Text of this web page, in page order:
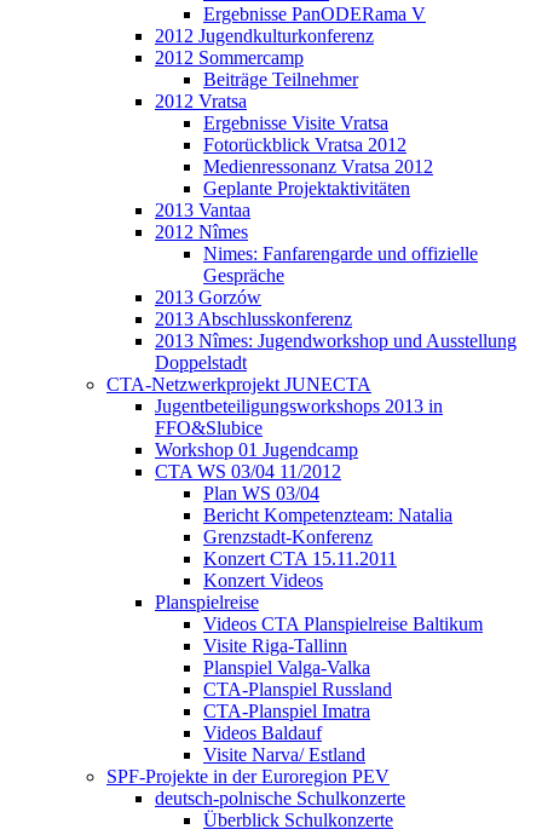
Ergebnisse PanODERama V
2012 Jugendkulturkonferenz
2012 Sommercamp
Beiträge Teilnehmer
2012 Vratsa
Ergebnisse Visite Vratsa
Fotorückblick Vratsa 2012
Medienressonanz Vratsa 2012
Geplante Projektaktivitäten
2013 Vantaa
2012 Nîmes
Nimes: Fanfarengarde und offizielle
Gespräche
2013 Gorzów
2013 Abschlusskonferenz
2013 Nîmes: Jugendworkshop und Ausstellung
Doppelstadt
CTA-Netzwerkprojekt JUNECTA
Jugentbeteiligungsworkshops 2013 in
FFO&Slubice
Workshop 01 Jugendcamp
CTA WS 03/04 11/2012
Plan WS 03/04
Bericht Kompetenzteam: Natalia
Grenzstadt-Konferenz
Konzert CTA 15.11.2011
Konzert Videos
Planspielreise
Videos CTA Planspielreise Baltikum
Visite Riga-Tallinn
Planspiel Valga-Valka
CTA-Planspiel Russland
CTA-Planspiel Imatra
Videos Baldauf
Visite Narva/ Estland
SPF-Projekte in der Euroregion PEV
deutsch-polnische Schulkonzerte
Überblick Schulkonzerte